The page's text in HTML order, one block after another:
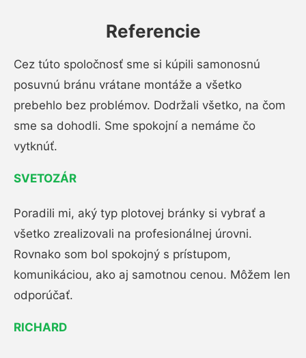
Referencie
Cez túto spoločnosť sme si kúpili samonosnú
posuvnú bránu vrátane montáže a všetko
prebehlo bez problémov. Dodržali všetko, na čom
sme sa dohodli. Sme spokojní a nemáme čo
vytknúť.
SVETOZÁR
Poradili mi, aký typ plotovej bránky si vybrať a
všetko zrealizovali na profesionálnej úrovni.
Rovnako som bol spokojný s prístupom,
komunikáciou, ako aj samotnou cenou. Môžem len
odporúčať.
RICHARD